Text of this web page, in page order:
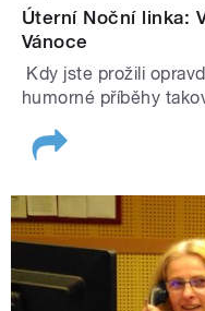
Úterní Noční linka:
Vánoce
Kdy jste prožili
humorné příběhy